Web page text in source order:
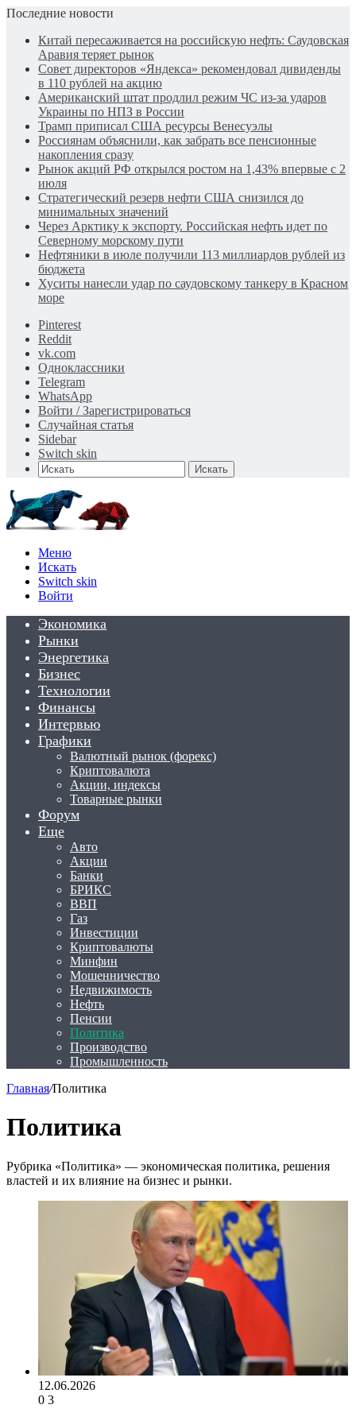
Последние новости
Китай пересаживается на российскую нефть: Саудовская
Аравия теряет рынок
Совет директоров «Яндекса» рекомендовал дивиденды
в 110 рублей на акцию
Американский штат продлил режим ЧС из-за ударов
Украины по НПЗ в России
Трамп приписал США ресурсы Венесуэлы
Россиянам объяснили, как забрать все пенсионные
накопления сразу
Рынок акций РФ открылся ростом на 1,43% впервые с 2
июля
Стратегический резерв нефти США снизился до
минимальных значений
Через Арктику к экспорту. Российская нефть идет по
Северному морскому пути
Нефтяники в июле получили 113 миллиардов рублей из
бюджета
Хуситы нанесли удар по саудовскому танкеру в Красном
море
Pinterest
Reddit
vk.com
Одноклассники
Telegram
WhatsApp
Войти / Зарегистрироваться
Случайная статья
Sidebar
Switch skin
Искать
Меню
Искать
Switch skin
Войти
Экономика
Рынки
Энергетика
Бизнес
Технологии
Финансы
Интервью
Графики
Валютный рынок (форекс)
Криптовалюта
Акции, индексы
Товарные рынки
Форум
Еще
Авто
Акции
Банки
БРИКС
ВВП
Газ
Инвестиции
Криптовалюты
Минфин
Мошенничество
Недвижимость
Нефть
Пенсии
Политика
Производство
Промышленность
Главная/Политика
Политика
Рубрика «Политика» — экономическая политика, решения
властей и их влияние на бизнес и рынки.
12.06.2026
0 3